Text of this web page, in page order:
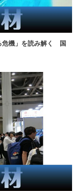
危機」を読み解く 国